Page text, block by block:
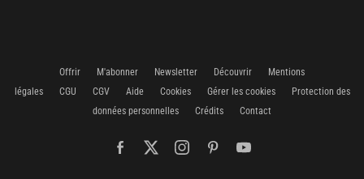
Offrir M'abonner Newsletter Découvrir
Mentions
légales
CGU CGV Aide Cookies Gérer les cookies
Protection des
données personnelles
Crédits Contact